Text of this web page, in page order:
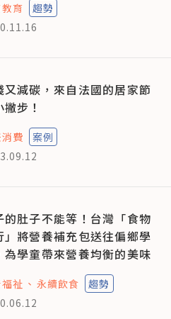
育
趨勢
又減碳，來自法國的居家節
步！
費
案例
的肚子不能等！台灣「食物
」將營養補充包送往偏鄉學
為學童帶來營養均衡的美味
祉 永續飲食
趨勢